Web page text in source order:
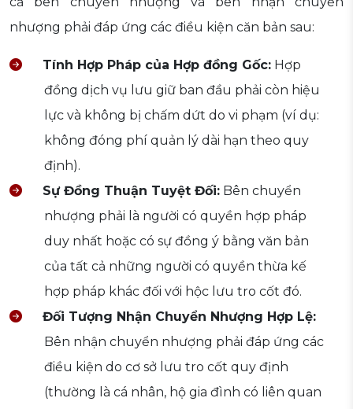
nhượng phải đáp ứng các điều kiện căn bản sau:
Tính Hợp Pháp của Hợp đồng Gốc: Hợp
đồng dịch vụ lưu giữ ban đầu phải còn hiệu
lực và không bị chấm dứt do vi phạm (ví dụ:
không đóng phí quản lý dài hạn theo quy
định).
Sự Đồng Thuận Tuyệt Đối: Bên chuyển
nhượng phải là người có quyền hợp pháp
duy nhất hoặc có sự đồng ý bằng văn bản
của tất cả những người có quyền thừa kế
hợp pháp khác đối với hộc lưu tro cốt đó.
Đối Tượng Nhận Chuyển Nhượng Hợp Lệ:
Bên nhận chuyển nhượng phải đáp ứng các
điều kiện do cơ sở lưu tro cốt quy định
(thường là cá nhân, hộ gia đình có liên quan